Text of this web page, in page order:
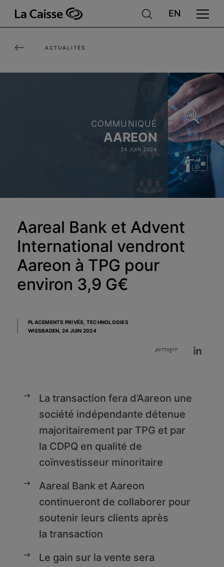
principal
ACTUALITÉS
COMMUNIQUÉ
AAREON
24 JUIN 2024
Aareal Bank et Advent
International vendront
Aareon à TPG pour
environ 3,9 G€
PLACEMENTS PRIVÉS, TECHNOLOGIES
WIESBADEN, 24 JUIN 2024
partager
La transaction fera d’Aareon une
société indépendante détenue
majoritairement par TPG et par
la CDPQ en qualité de
coïnvestisseur minoritaire
Aareal Bank et Aareon
continueront de collaborer pour
soutenir leurs clients après
la transaction
Le gain sur la vente sera